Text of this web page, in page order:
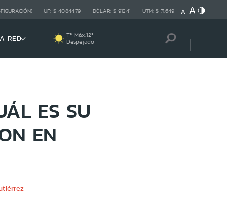
UF: $ 40.844,79 DÓLAR: $ 912,41 UTM: $ 71.649
RED Tª Máx:12º
Despejado
ES SU
EN